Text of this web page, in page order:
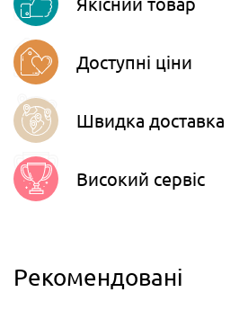
Доступні ціни
Швидка доставка
Високий сервіс
Рекомендовані